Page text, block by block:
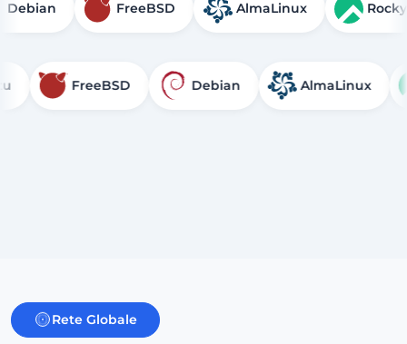
Debian FreeBSD AlmaLinux
FreeBSD Debian AlmaLinux
Rete Globale